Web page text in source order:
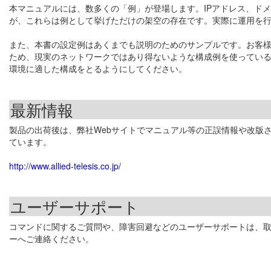
本マニュアルには、数多くの「例」が登場します。IPアドレス、ド
が、これらは例として挙げただけの架空の存在です。実際に運用を
また、本書の設定例はあくまでも説明のためのサンプルです。お
ため、現実のネットワークではあり得ないような構成例を使って
環境に適した構成をとるようにしてください。
最新情報
製品の出荷後は、弊社Webサイトでマニュアル等の正誤情報や改
ています。
http://www.allied-telesis.co.jp/
ユーザーサポート
コマンドに関するご質問や、障害回避などのユーザーサポートは
ーへご連絡ください。